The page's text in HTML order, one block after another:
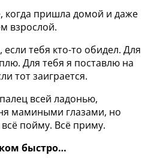
когда пришла домой и даже
взрослой.
тебя кто-то обидел. Для
Для тебя я поставлю на
тот заиграется.
всей ладонью,
мамиными глазами, но
пойму. Всё приму.
быстро…